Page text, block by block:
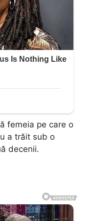
femeia pe care o
a trăit sub o
decenii.